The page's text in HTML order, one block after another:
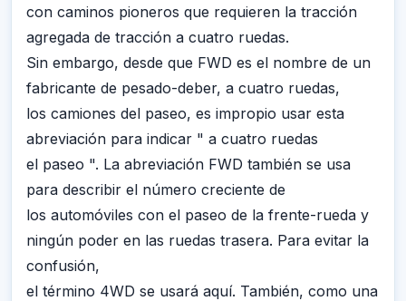
con caminos pioneros que requieren la tracción
agregada de tracción a cuatro ruedas.
Sin embargo, desde que FWD es el nombre de un
fabricante de pesado-deber, a cuatro ruedas,
los camiones del paseo, es impropio usar esta
abreviación para indicar " a cuatro ruedas
el paseo ". La abreviación FWD también se usa
para describir el número creciente de
los automóviles con el paseo de la frente-rueda y
ningún poder en las ruedas trasera. Para evitar la
confusión,
el término 4WD se usará aquí. También, como una